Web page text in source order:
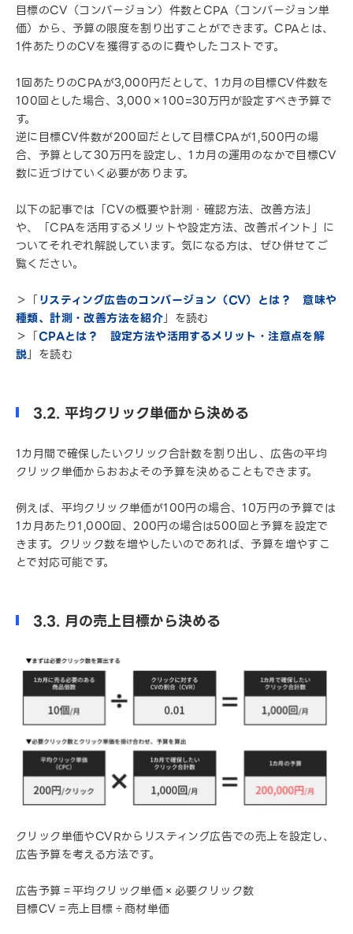
目標のCV（コンバージョン）件数とCPA（コンバージョン単
価）から、予算の限度を割り出すことができます。CPAとは、
1件あたりのCVを獲得するのに費やしたコストです。
1回あたりのCPAが3,000円だとして、1カ月の目標CV件数を
100回とした場合、3,000×100=30万円が設定すべき予算で
す。
逆に目標CV件数が200回だとして目標CPAが1,500円の場
合、予算として30万円を設定し、1カ月の運用のなかで目標CV
数に近づけていく必要があります。
以下の記事では「CVの概要や計測・確認方法、改善方法」
や、「CPAを活用するメリットや設定方法、改善ポイント」に
ついてそれぞれ解説しています。気になる方は、ぜひ併せてご
覧ください。
＞「リスティング広告のコンバージョン（CV）とは？ 意味や
種類、計測・改善方法を紹介」を読む
＞「CPAとは？ 設定方法や活用するメリット・注意点を解
説」を読む
3.2. 平均クリック単価から決める
1カ月間で確保したいクリック合計数を割り出し、広告の平均
クリック単価からおおよその予算を決めることもできます。
例えば、平均クリック単価が100円の場合、10万円の予算では
1カ月あたり1,000回、200円の場合は500回と予算を設定で
きます。クリック数を増やしたいのであれば、予算を増やすこ
とで対応可能です。
3.3. 月の売上目標から決める
クリック単価やCVRからリスティング広告での売上を設定し、
広告予算を考える方法です。
広告予算＝平均クリック単価×必要クリック数
目標CV＝売上目標÷商材単価